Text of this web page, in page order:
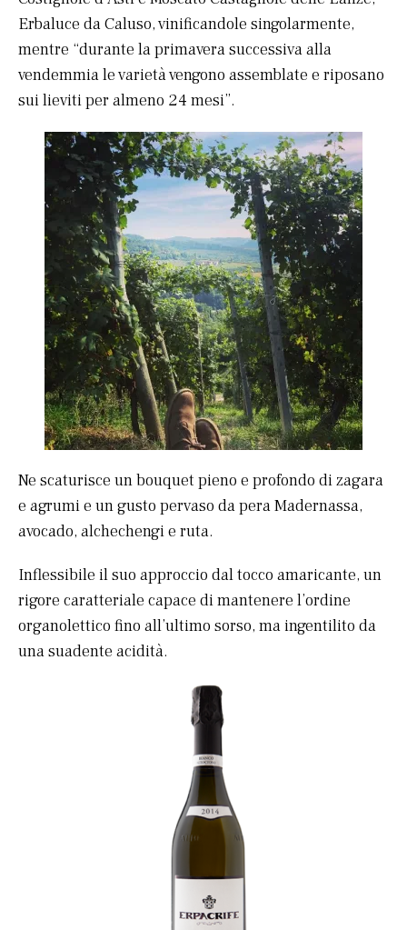
Erbaluce da Caluso, vinificandole singolarmente,
mentre “durante la primavera successiva alla
vendemmia le varietà vengono assemblate e riposano
sui lieviti per almeno 24 mesi”.
Ne scaturisce un bouquet pieno e profondo di zagara
e agrumi e un gusto pervaso da pera Madernassa,
avocado, alchechengi e ruta.
Inflessibile il suo approccio dal tocco amaricante, un
rigore caratteriale capace di mantenere l’ordine
organolettico fino all’ultimo sorso, ma ingentilito da
una suadente acidità.